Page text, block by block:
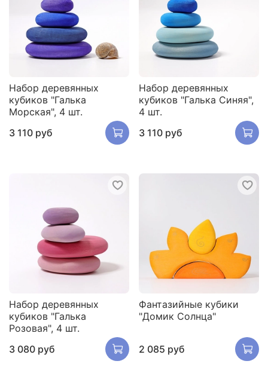
Набор деревянных
кубиков "Галька
Морская", 4 шт.
3 110 руб
Набор деревянных
кубиков "Галька Синяя",
4 шт.
3 110 руб
Набор деревянных
кубиков "Галька
Розовая", 4 шт.
3 080 руб
Фантазийные кубики
"Домик Солнца"
2 085 руб